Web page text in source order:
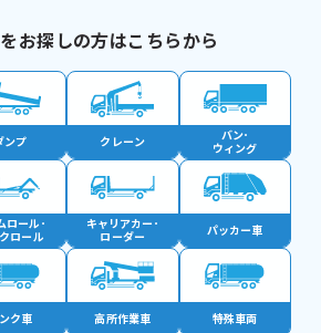
お探しの方はこちらから
ンプ クレーン
バン･
ウィング
ロール･
ロール
キャリアカー･
ローダー
パッカー車
ク車 高所作業車 特殊車両